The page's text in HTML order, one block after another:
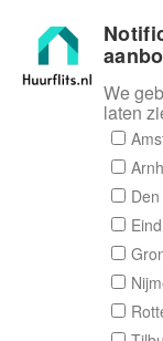
We
laten